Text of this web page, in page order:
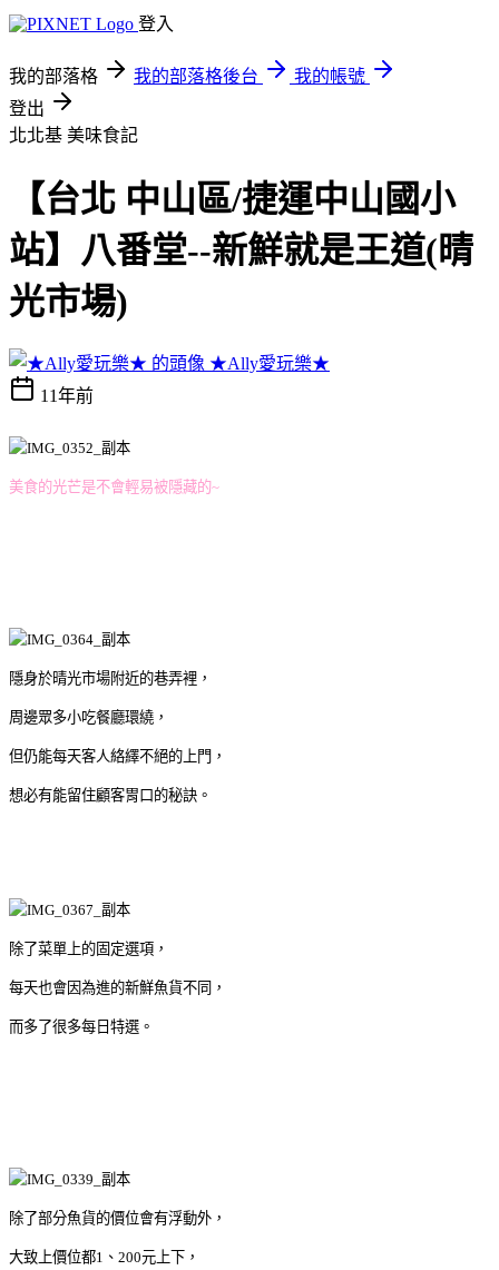
登入
我的部落格 我的部落格後台
我的帳號
登出
北北基 美味食記
【台北 中山區/捷運中山國小
站】八番堂--新鮮就是王道(晴
光市場)
★Ally愛玩樂★
11年前
美食的光芒是不會輕易被隱藏的~
隱身於晴光市場附近的巷弄裡，
周邊眾多小吃餐廳環繞，
但仍能每天客人絡繹不絕的上門，
想必有能留住顧客胃口的秘訣。
除了菜單上的固定選項，
每天也會因為進的新鮮魚貨不同，
而多了很多每日特選。
除了部分魚貨的價位會有浮動外，
大致上價位都1、200元上下，